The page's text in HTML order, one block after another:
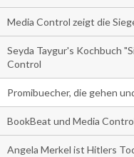
Media Control zeigt die
Seyda Taygur's Kochbuch
Control
Promibuecher, die gehen
BookBeat und Media
Angela Merkel ist Hitlers